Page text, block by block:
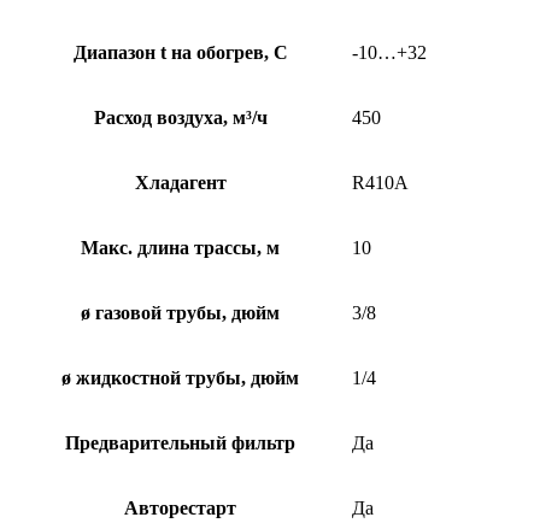
Диапазон t на обогрев, С -10…+32
Расход воздуха, м³/ч 450
Хладагент R410A
Макс. длина трассы, м 10
ø газовой трубы, дюйм 3/8
ø жидкостной трубы, дюйм 1/4
Предварительный фильтр Да
Авторестарт Да